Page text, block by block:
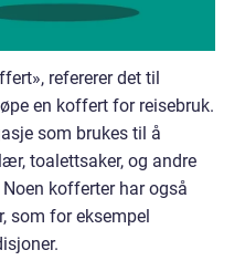
refererer det til
en koffert for reisebruk.
som brukes til å
toalettsaker, og andre
kofferter har også
som for eksempel